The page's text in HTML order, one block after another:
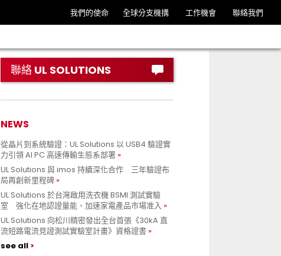
我們的使命 全球分支機搆 工作機會 聯絡我們
聯絡 UL SOLUTIONS
NEWS
從晶片到系統驗證：UL Solutions 以 USB4 驗證實
力引領 AI PC 高速傳輸生態系部署
UL Solutions 與 imos 持續深化合作 三年驗證布
局再創新里程碑
UL Solutions 於台灣啟用洗衣機 BSMI 測試實驗
室 強化在地認證量能、加速家電產品市場准入
UL Solutions 向松川精密發出全台首張《30kA 直
流短路電流見證測試實驗室計畫》資格證書
see all